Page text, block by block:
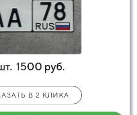
1500 руб.
В 2 КЛИКА